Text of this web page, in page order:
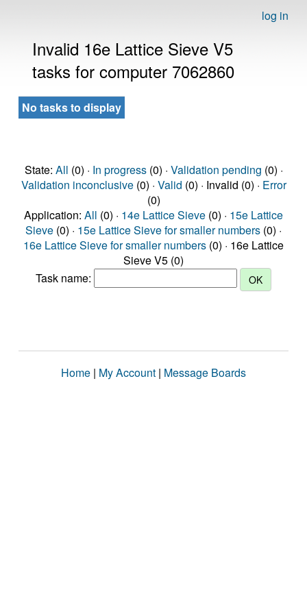
log in
Invalid 16e Lattice Sieve V5
tasks for computer 7062860
No tasks to display
State: All (0) · In progress(0) · Validation pending (0) ·
Validation inconclusive(0) · Valid (0) · Invalid (0) · Error
(0)
Application: All (0) · 14e Lattice Sieve (0) · 15e Lattice
Sieve (0) · 15e Lattice Sieve for smaller numbers (0) ·
16e Lattice Sieve for smaller numbers (0) · 16e Lattice
Sieve V5 (0)
Task name:
Home | My Account | Message Boards